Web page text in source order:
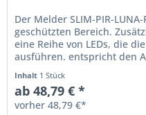
Der Melder SLIM-PIR-
geschützten Bereich.
eine Reihe von LEDs, die
ausführen. entspricht den
Inhalt 1 Stück
ab 48,79 € *
vorher 48,79 €*